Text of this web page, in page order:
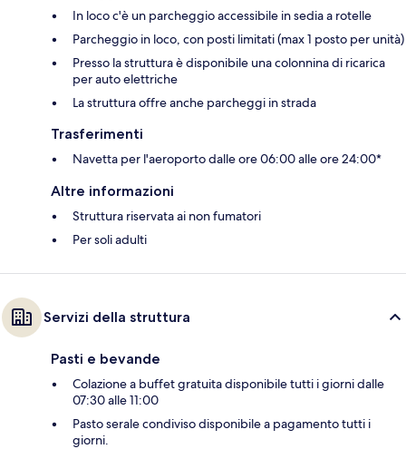
In loco c'è un parcheggio accessibile in sedia a rotelle
Parcheggio in loco, con posti limitati (max 1 posto per unità)
Presso la struttura è disponibile una colonnina di ricarica
per auto elettriche
La struttura offre anche parcheggi in strada
Trasferimenti
Navetta per l'aeroporto dalle ore 06:00 alle ore 24:00*
Altre informazioni
Struttura riservata ai non fumatori
Per soli adulti
Servizi della struttura
Pasti e bevande
Colazione a buffet gratuita disponibile tutti i giorni dalle
07:30 alle 11:00
Pasto serale condiviso disponibile a pagamento tutti i
giorni.